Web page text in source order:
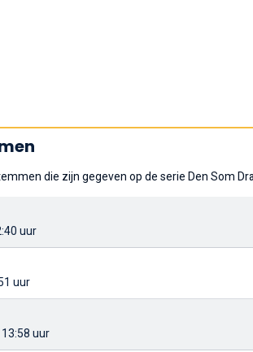
die zijn gegeven op de serie Den Som
uur
uur
uur